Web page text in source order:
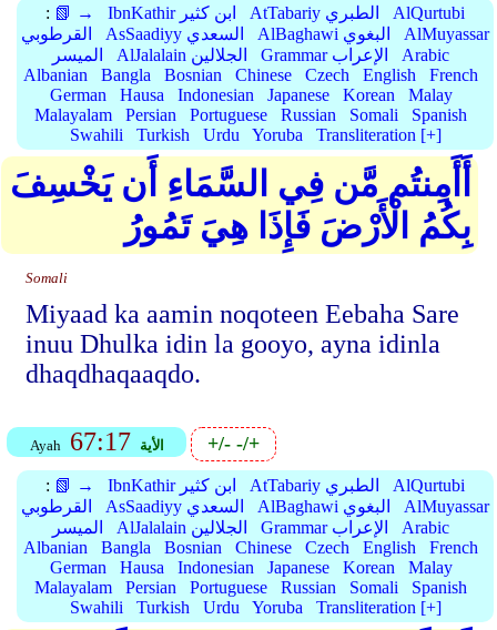
: 📗 → IbnKathir ابن كثير AtTabariy الطبري
AlQurtubi
القرطوبي
AsSaadiyy السعدي AlBaghawi البغوي
AlMuyassar
الميسر
AlJalalain الجلالين Grammar الإعراب
Arabic
Albanian
Bangla Bosnian Chinese Czech English
French
German
Hausa Indonesian Japanese Korean
Malay
Malayalam
Persian Portuguese Russian Somali
Spanish
Swahili
Turkish Urdu Yoruba Transliteration [+]
أَأَمِنتُم مَّن فِي السَّمَاءِ أَن يَخْسِفَ
بِكُمُ الْأَرْضَ فَإِذَا هِيَ تَمُورُ
Somali
Miyaad ka aamin noqoteen Eebaha Sare
inuu Dhulka idin la gooyo, ayna idinla
dhaqdhaqaaqdo.
Ayah 67:17 الأية +/--/+
: 📗 → IbnKathir ابن كثير AtTabariy الطبري
AlQurtubi
القرطوبي
AsSaadiyy السعدي AlBaghawi البغوي
AlMuyassar
الميسر
AlJalalain الجلالين Grammar الإعراب
Arabic
Albanian
Bangla Bosnian Chinese Czech English
French
German
Hausa Indonesian Japanese Korean
Malay
Malayalam
Persian Portuguese Russian Somali
Spanish
Swahili
Turkish Urdu Yoruba Transliteration [+]